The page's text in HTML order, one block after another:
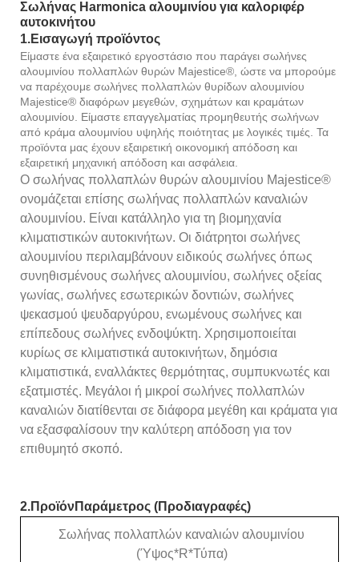
Σωλήνας Harmonica αλουμινίου για καλοριφέρ
αυτοκινήτου
1.Εισαγωγή προϊόντος
Είμαστε ένα εξαιρετικό εργοστάσιο που παράγει σωλήνες
αλουμινίου πολλαπλών θυρών Majestice®, ώστε να μπορούμε
να παρέχουμε σωλήνες πολλαπλών θυρίδων αλουμινίου
Majestice® διαφόρων μεγεθών, σχημάτων και κραμάτων
αλουμινίου. Είμαστε επαγγελματίας προμηθευτής σωλήνων
από κράμα αλουμινίου υψηλής ποιότητας με λογικές τιμές. Τα
προϊόντα μας έχουν εξαιρετική οικονομική απόδοση και
εξαιρετική μηχανική απόδοση και ασφάλεια.
Ο σωλήνας πολλαπλών θυρών αλουμινίου Majestice®
ονομάζεται επίσης σωλήνας πολλαπλών καναλιών
αλουμινίου. Είναι κατάλληλο για τη βιομηχανία
κλιματιστικών αυτοκινήτων. Οι διάτρητοι σωλήνες
αλουμινίου περιλαμβάνουν ειδικούς σωλήνες όπως
συνηθισμένους σωλήνες αλουμινίου, σωλήνες οξείας
γωνίας, σωλήνες εσωτερικών δοντιών, σωλήνες
ψεκασμού ψευδαργύρου, ενωμένους σωλήνες και
επίπεδους σωλήνες ενδοψύκτη. Χρησιμοποιείται
κυρίως σε κλιματιστικά αυτοκινήτων, δημόσια
κλιματιστικά, εναλλάκτες θερμότητας, συμπυκνωτές και
εξατμιστές. Μεγάλοι ή μικροί σωλήνες πολλαπλών
καναλιών διατίθενται σε διάφορα μεγέθη και κράματα για
να εξασφαλίσουν την καλύτερη απόδοση για τον
επιθυμητό σκοπό.
2.ΠροϊόνΠαράμετρος (Προδιαγραφές)
Σωλήνας πολλαπλών καναλιών αλουμινίου
(Ύψος*R*Τύπα)